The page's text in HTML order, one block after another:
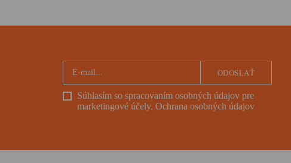
Súhlasím so spracovaním osobných údajov pre
marketingové účely. Ochrana osobných údajov
ODOSLAŤ